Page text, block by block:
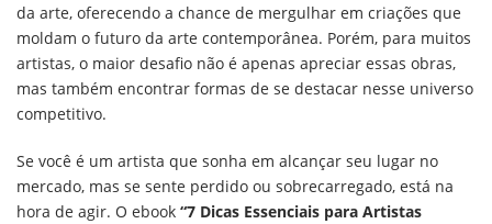
da arte, oferecendo a chance de mergulhar em criações que
moldam o futuro da arte contemporânea. Porém, para muitos
artistas, o maior desafio não é apenas apreciar essas obras,
mas também encontrar formas de se destacar nesse universo
competitivo.
Se você é um artista que sonha em alcançar seu lugar no
mercado, mas se sente perdido ou sobrecarregado, está na
hora de agir. O ebook “7 Dicas Essenciais para Artistas